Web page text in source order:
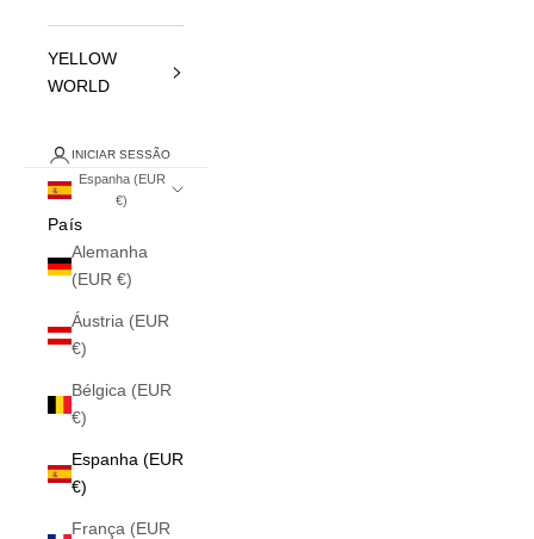
YELLOW
WORLD
INICIAR SESSÃO
Espanha (EUR
€)
País
Alemanha
(EUR €)
Áustria (EUR
€)
Bélgica (EUR
€)
Espanha (EUR
€)
França (EUR